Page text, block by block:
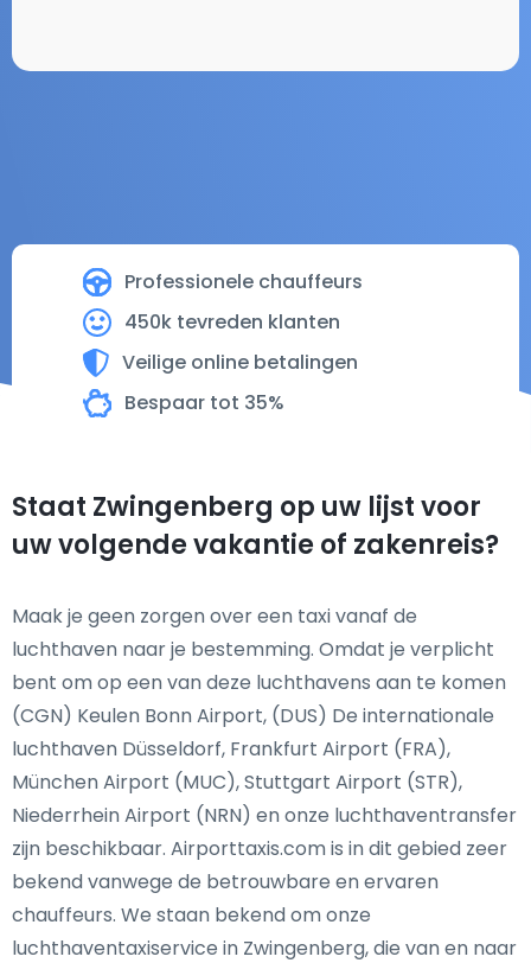
Professionele chauffeurs
450k tevreden klanten
Veilige online betalingen
Bespaar tot 35%
Staat Zwingenberg op uw lijst voor
uw volgende vakantie of zakenreis?
Maak je geen zorgen over een taxi vanaf de
luchthaven naar je bestemming. Omdat je verplicht
bent om op een van deze luchthavens aan te komen
(CGN) Keulen Bonn Airport, (DUS) De internationale
luchthaven Düsseldorf, Frankfurt Airport (FRA),
München Airport (MUC), Stuttgart Airport (STR),
Niederrhein Airport (NRN) en onze luchthaventransfer
zijn beschikbaar. Airporttaxis.com is in dit gebied zeer
bekend vanwege de betrouwbare en ervaren
chauffeurs. We staan bekend om onze
luchthaventaxiservice in Zwingenberg, die van en naar